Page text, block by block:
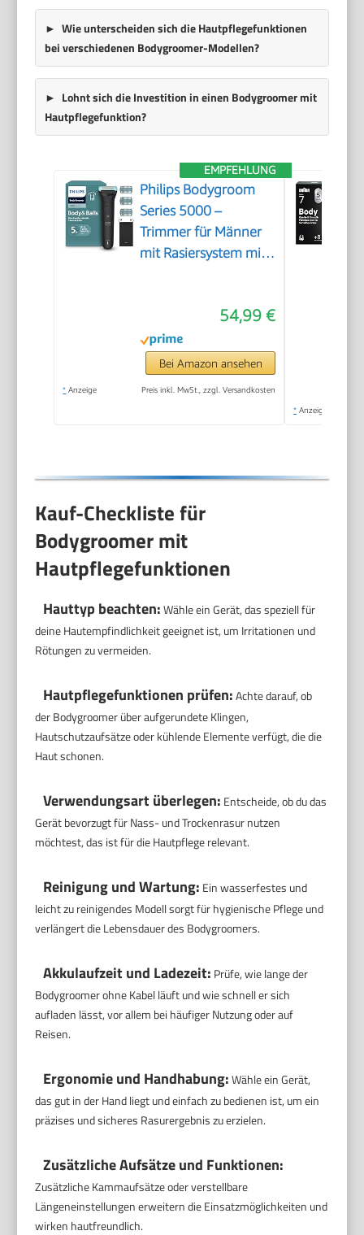
Wie unterscheiden sich die Hautpflegefunktionen
bei verschiedenen Bodygroomer-Modellen?
Lohnt sich die Investition in einen Bodygroomer mit
Hautpflegefunktion?
EMPFEHLUNG
Philips Bodygroom
Series 5000 –
Trimmer für Männer
mit Rasiersystem mit
Intimbereich, 100%
duschfest, 100 Min.
Laufzeit, Modell
BG5470/15
54,99 €
Bei Amazon ansehen
* Anzeige Preis inkl. MwSt., zzgl. Versandkosten
* Anzeige
Kauf-Checkliste für
Bodygroomer mit
Hautpflegefunktionen
Hauttyp beachten:Wähle ein Gerät, das speziell für
deine Hautempfindlichkeit geeignet ist, um Irritationen und
Rötungen zu vermeiden.
Hautpflegefunktionen prüfen:Achte darauf, ob
der Bodygroomer über aufgerundete Klingen,
Hautschutzaufsätze oder kühlende Elemente verfügt, die die
Haut schonen.
Verwendungsart überlegen: Entscheide, ob du das
Gerät bevorzugt für Nass- und Trockenrasur nutzen
möchtest, das ist für die Hautpflege relevant.
Reinigung und Wartung: Ein wasserfestes und
leicht zu reinigendes Modell sorgt für hygienische Pflege und
verlängert die Lebensdauer des Bodygroomers.
Akkulaufzeit und Ladezeit: Prüfe, wie lange der
Bodygroomer ohne Kabel läuft und wie schnell er sich
aufladen lässt, vor allem bei häufiger Nutzung oder auf
Reisen.
Ergonomie und Handhabung:Wähle ein Gerät,
das gut in der Hand liegt und einfach zu bedienen ist, um ein
präzises und sicheres Rasurergebnis zu erzielen.
Zusätzliche Aufsätze und Funktionen:
Zusätzliche Kammaufsätze oder verstellbare
Längeneinstellungen erweitern die Einsatzmöglichkeiten und
wirken hautfreundlich.